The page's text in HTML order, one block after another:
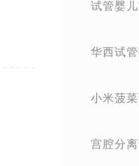
试管婴
华西试
小米菠
宫腔分